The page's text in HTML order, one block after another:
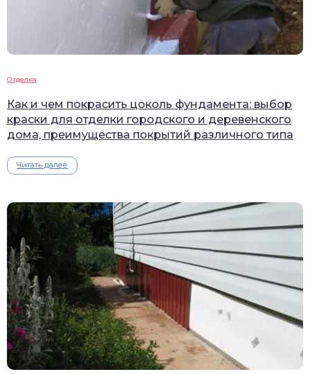
Отделка
Как и чем покрасить цоколь фундамента: выбор
краски для отделки городского и деревенского
дома, преимущества покрытий различного типа
Читать далее